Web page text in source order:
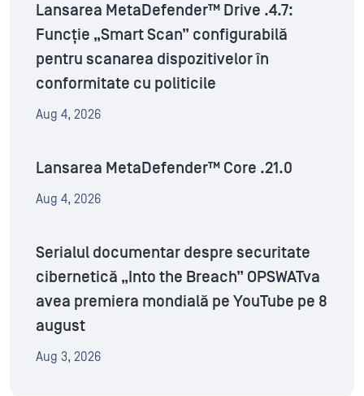
Lansarea MetaDefender™ Drive .4.7:
Funcție „Smart Scan” configurabilă
pentru scanarea dispozitivelor în
conformitate cu politicile
Aug 4, 2026
Lansarea MetaDefender™ Core .21.0
Aug 4, 2026
Serialul documentar despre securitate
cibernetică „Into the Breach” OPSWATva
avea premiera mondială pe YouTube pe 8
august
Aug 3, 2026